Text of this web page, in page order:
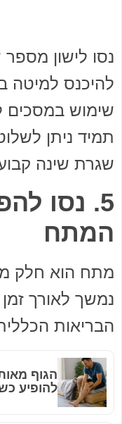
נסו לישון
להיכנס למיטה
שימוש במסכים
תמיד ניתן
שגרת שינה
5. נסו
המתח
מתח הוא חלק
נמשך לאורך
הבריאות
הגוף
להופיע